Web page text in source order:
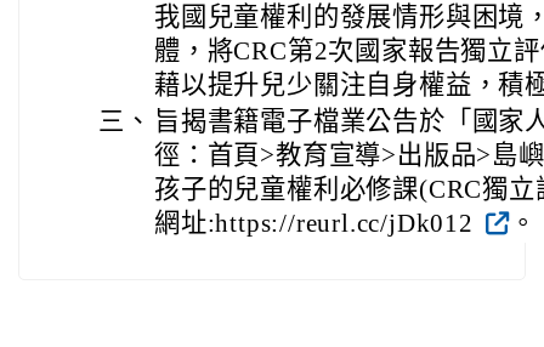
我國兒童權利的發展情形與困境
體，將CRC第2次國家報告獨立
藉以提升兒少關注自身權益，積
三、 旨揭書籍電子檔業公告於「國家
徑：首頁>教育宣導>出版品>島
孩子的兒童權利必修課(CRC獨
網址:https://reurl.cc/jDk012
。